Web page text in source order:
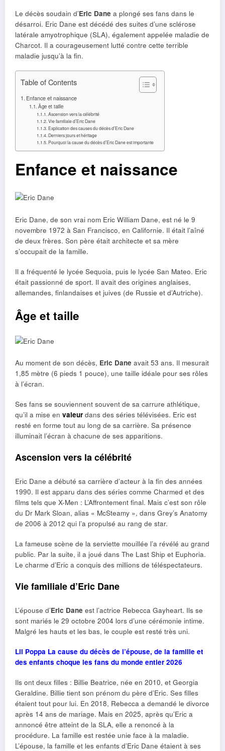
Le décès soudain d’Eric Dane a plongé ses fans dans le
désarroi. Eric Dane est décédé des suites d’une sclérose
latérale amyotrophique (SLA), également appelée maladie de
Charcot. Il a courageusement lutté contre cette terrible
maladie jusqu’à la fin.
Table of Contents
Enfance et naissance
Âge et taille
Ascension vers la célébrité
Vie familiale d’Eric Dane
Explication des causes du décès d’Eric Dane
Derniers jours et héritage
Pourquoi la cause du décès d’Eric Dane est importante
Enfance et naissance
Eric Dane, de son vrai nom Eric William Dane, est né le 9
novembre 1972 à San Francisco, en Californie. Il était l’aîné
de deux frères. Son père était architecte et sa mère
s’occupait de la famille.
Il a fréquenté le lycée Sequoia, puis le lycée San Mateo. Eric
était passionné de sport. Il avait des origines anglaises,
allemandes, finlandaises et juives (de Russie et d’Autriche).
Âge et taille
Au moment de son décès, Eric Dane avait 53 ans. Il mesurait
1,85 mètre (6 pieds 1 pouce), une taille idéale pour ses rôles
à l’écran.
Ses fans se souviennent souvent de sa carrure athlétique,
qu’il a mise en valeur dans des séries télévisées. Eric est
resté en forme tout au long de sa carrière. Sa présence
illuminait l’écran à chacune de ses apparitions.
Ascension vers la célébrité
Eric Dane a débuté sa carrière d’acteur à la fin des années
1990. Il est apparu dans des séries comme Charmed et des
films tels que X-Men : L’Affrontement final. Mais c’est son rôle
du Dr Mark Sloan, alias « McSteamy », dans Grey’s Anatomy
de 2006 à 2012 qui l’a propulsé au rang de star.
La fameuse scène de la serviette mouillée l’a révélé au grand
public. Par la suite, il a joué dans The Last Ship et Euphoria.
Le charme d’Eric a conquis des millions de téléspectateurs.
Vie familiale d’Eric Dane
L’épouse d’Eric Dane est l’actrice Rebecca Gayheart. Ils se
sont mariés le 29 octobre 2004 lors d’une cérémonie intime.
Malgré les hauts et les bas, le couple est resté très uni.
Lil Poppa La cause du décès de l’épouse, de la famille et
des enfants choque les fans du monde entier 2026
Ils ont deux filles : Billie Beatrice, née en 2010, et Georgia
Geraldine. Billie tient son prénom du père d’Eric. Ses filles
étaient tout pour lui. En 2018, Rebecca a demandé le divorce
après 14 ans de mariage. Mais en 2025, après qu’Eric a
annoncé être atteint de la SLA, elle a renoncé à la
procédure. La famille est restée unie face à la maladie.
L’épouse, la famille et les enfants d’Eric Dane étaient à ses